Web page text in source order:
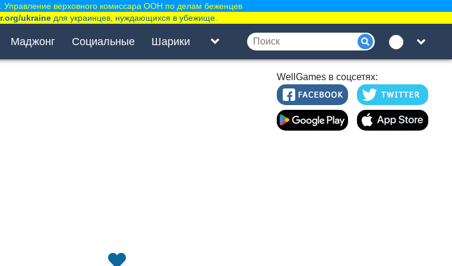
Маджонг Социальные Шарики
WellGames в соцсетях:
верховного комиссара ООН по делам беженцев
ukraineдля украинцев, нуждающихся в убежище.